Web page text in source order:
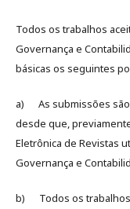
Todos os trabalhos
Governança e
básicas os seguintes
a) As submissões são
desde que,
Eletrônica de Revistas
Governança e
b) Todos os trabalhos